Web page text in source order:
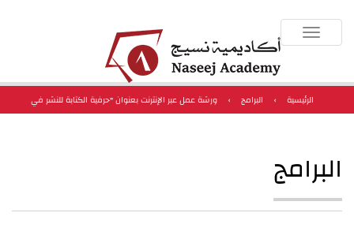
Toggle
navigation
الرئيسية › البرامج ›
ورشة عمل عبر الإنترنت بعنوان "حرفية الكتابة للنشر في
البرامج